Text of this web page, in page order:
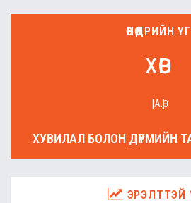
ӨНӨӨДРИЙН ҮГ
хөв
[А.Ө]
ХУВИЛАЛ БОЛОН ДҮРМИЙН
ЭРЭЛТТЭЙ